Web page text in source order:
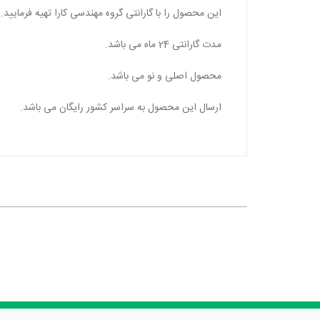
این محصول را با گارانتی گروه مهندسی کارا تهیه فرمایید.
مدت گارانتی 24ماه می باشد.
محصول اصلی و نو می باشد.
ارسال این محصول به سراسر کشور رایگان می باشد.